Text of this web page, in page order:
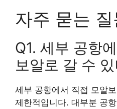
자주 묻는 질
Q1. 세부 공항
보알로 갈 수
세부 공항에서 직접 모알
제한적입니다. 대부분 공